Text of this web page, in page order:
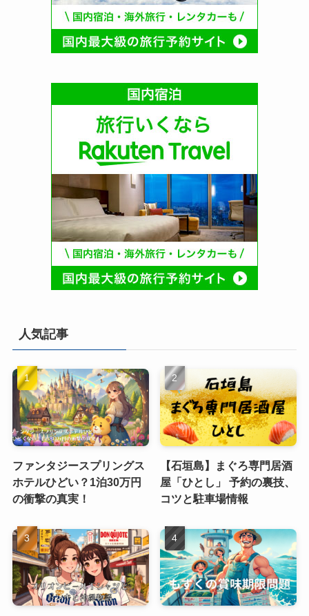
人気記事
ファンタジースプリングス
ホテルひどい？1泊30万円
の衝撃の真実！
【石垣島】まぐろ専門居酒
屋「ひとし」 予約の裏技、
コツと駐車場情報